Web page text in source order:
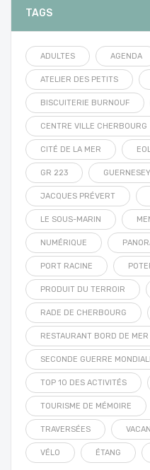
TAGS
ADULTES AGENDA
ATELIER DES PETITS
BISCUITERIE BURNOUF
CENTRE VILLE CHERBOURG
CITÉ DE LA MER
GR 223 GUERNESEY
JACQUES PRÉVERT
LE SOUS-MARIN
NUMÉRIQUE
PORT RACINE
PRODUIT DU TERROIR
RADE DE CHERBOURG
RESTAURANT BORD DE MER
SECONDE GUERRE
TOP 10 DES ACTIVITÉS
TOURISME DE MÉMOIRE
TRAVERSÉES
VÉLO ÉTANG